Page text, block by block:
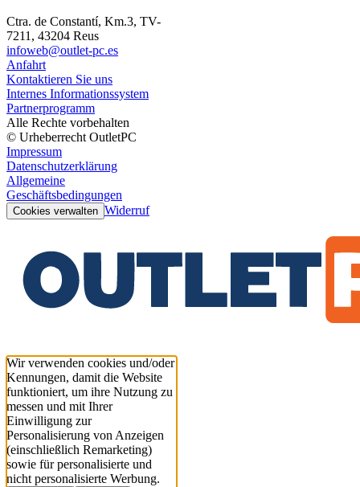
Ctra. de Constantí, Km.3, TV-
7211, 43204 Reus
infoweb@outlet-pc.es
Anfahrt
Kontaktieren Sie uns
Internes Informationssystem
Partnerprogramm
Alle Rechte vorbehalten
© Urheberrecht OutletPC
Impressum
Datenschutzerklärung
Allgemeine
Geschäftsbedingungen
Cookies verwalten Widerruf
Wir verwenden cookies und/oder
Kennungen, damit die Website
funktioniert, um ihre Nutzung zu
messen und mit Ihrer
Einwilligung zur
Personalisierung von Anzeigen
(einschließlich Remarketing)
sowie für personalisierte und
nicht personalisierte Werbung.